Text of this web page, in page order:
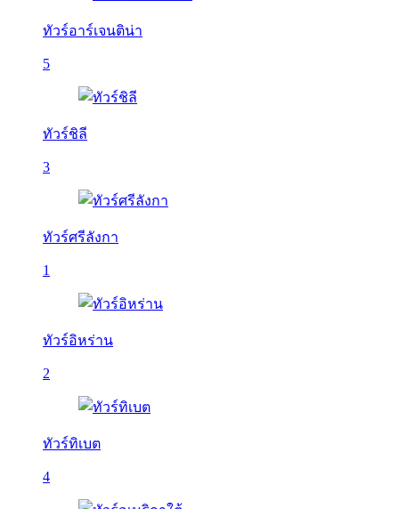
ทัวร์อาร์เจนติน่า
5
ทัวร์ชิลี
3
ทัวร์ศรีลังกา
1
ทัวร์อิหร่าน
2
ทัวร์ทิเบต
4